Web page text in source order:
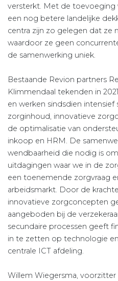
versterkt. Met de toevoeging
een nog betere landelijke
centra zijn zo gelegen dat ze
waardoor ze geen
de samenwerking uniek.
Bestaande Revion partners
Klimmendaal tekenden in
en werken sindsdien
zorginhoud, innovatieve
de optimalisatie van
inkoop en HRM. De
wendbaarheid die nodig is
uitdagingen waar we in de
een toenemende zorgvraag
arbeidsmarkt. Door de
innovatieve zorgconcepten
aangeboden bij de
secundaire processen geeft
in te zetten op technologie
centrale ICT afdeling.
Willem Wiegersma, voorzitter